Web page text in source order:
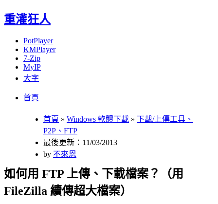
重灌狂人
PotPlayer
KMPlayer
7-Zip
MyIP
大字
首頁
首頁 » Windows 軟體下載 » 下載/上傳工具、
P2P、FTP
最後更新：11/03/2013
by 不來恩
如何用 FTP 上傳、下載檔案？（用
FileZilla 續傳超大檔案）